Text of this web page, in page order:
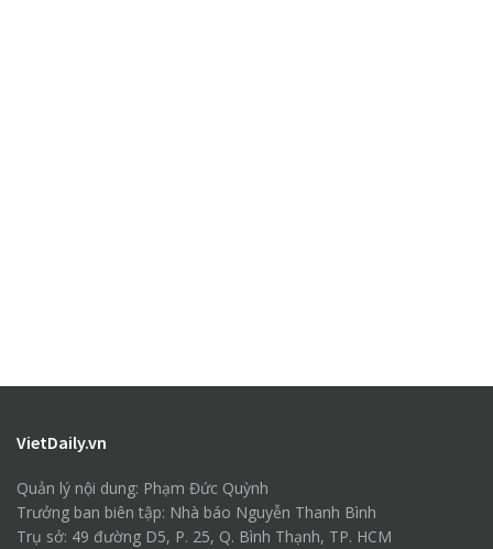
VietDaily.vn
Quản lý nội dung: Phạm Đức Quỳnh
Trưởng ban biên tập: Nhà báo Nguyễn Thanh Bình
Trụ sở: 49 đường D5, P. 25, Q. Bình Thạnh, TP. HCM